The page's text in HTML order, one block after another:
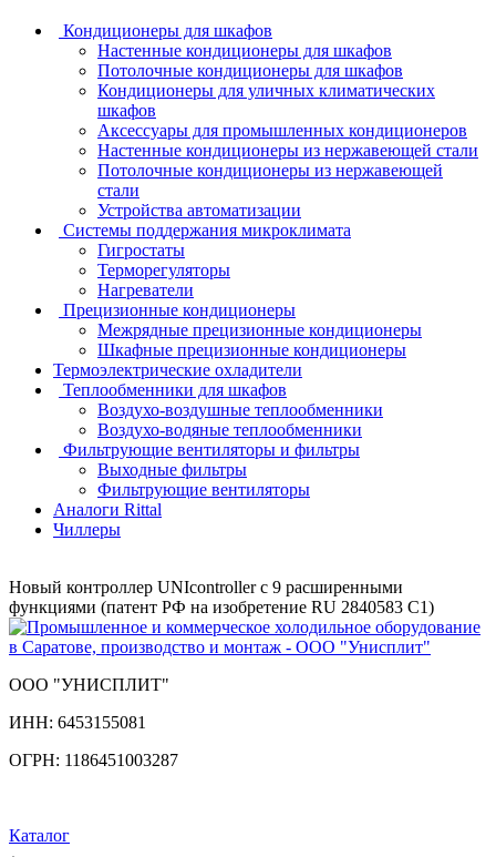
Кондиционеры для шкафов
Настенные кондиционеры для шкафов
Потолочные кондиционеры для шкафов
Кондиционеры для уличных климатических
шкафов
Аксессуары для промышленных кондиционеров
Настенные кондиционеры из нержавеющей стали
Потолочные кондиционеры из нержавеющей
стали
Устройства автоматизации
Системы поддержания микроклимата
Гигростаты
Терморегуляторы
Нагреватели
Прецизионные кондиционеры
Mежрядные прецизионные кондиционеры
Шкафные прецизионные кондиционеры
Термоэлектрические охладители
Теплообменники для шкафов
Воздухо-воздушные теплообменники
Воздухо-водяные теплообменники
Фильтрующие вентиляторы и фильтры
Выходные фильтры
Фильтрующие вентиляторы
Аналоги Rittal
Чиллеры
Новый контроллер UNIcontroller c 9 расширенными
функциями (патент РФ на изобретение RU 2840583 C1)
ООО "УНИСПЛИТ"
ИНН: 6453155081
ОГРН: 1186451003287
Каталог